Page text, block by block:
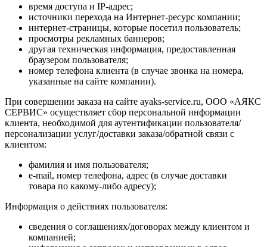
время доступа и IP-адрес;
источники перехода на Интернет-ресурс компании;
интернет-страницы, которые посетил пользователь;
просмотры рекламных баннеров;
другая техническая информация, предоставленная
браузером пользователя;
номер телефона клиента (в случае звонка на номера,
указанные на сайте компании).
При совершении заказа на сайте ayaks-service.ru, ООО «АЯКС
СЕРВИС» осуществляет сбор персональной информации
клиента, необходимой для аутентификации пользователя/
персонализации услуг/доставки заказа/обратной связи с
клиентом:
фамилия и имя пользователя;
e-mail, номер телефона, адрес (в случае доставки
товара по какому-либо адресу);
Информация о действиях пользователя:
сведения о соглашениях/договорах между клиентом и
компанией;